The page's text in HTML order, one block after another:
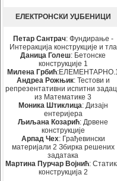
ЕЛЕКТРОНСКИ УЏБЕНИЦИ
Петар Сантрач: Фундирање -
Интеракција конструкције и тла
Даница Голеш: Бетонске
конструкције 1
Милена Грбић
Андреа Рожњик: Тестови и
репрезентативни испитни
из Математике 3
Моника Штиклица: Дизајн
ентеријера
Љиљана Козарић: Дрвене
конструкције
Арпад Чех: Грађевински
материјали 2 Збирка решених
задатака
Мартина Пурчар Војнић:
конструкција 2